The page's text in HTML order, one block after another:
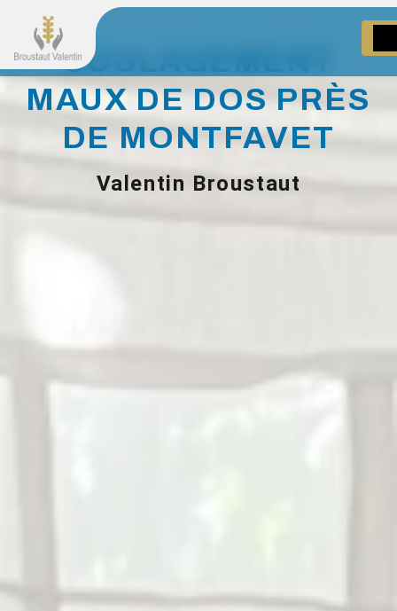
SOULAGEMENT
MAUX DE DOS PRÈS
DE MONTFAVET
Valentin Broustaut
Panneau de gestion des cookies